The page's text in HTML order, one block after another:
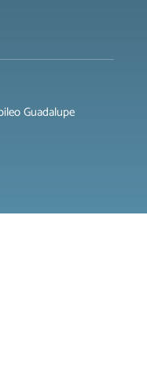
Guadalupe